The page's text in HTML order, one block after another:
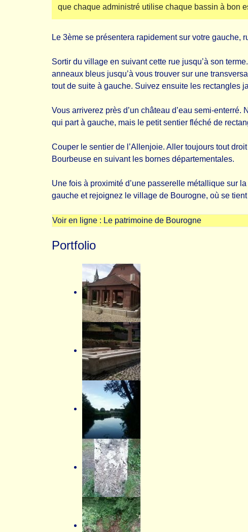
que chaque administré utilise chaque bassin à bon
Le 3ème se présentera rapidement sur votre gauche,
Sortir du village en suivant cette rue jusqu’à son
anneaux bleus jusqu’à vous trouver sur une
tout de suite à gauche. Suivez ensuite les rectangles
Vous arriverez près d’un château d’eau semi-enterré.
qui part à gauche, mais le petit sentier fléché de
Couper le sentier de l’Allenjoie. Aller toujours tout
Bourbeuse en suivant les bornes départementales.
Une fois à proximité d’une passerelle métallique sur
gauche et rejoignez le village de Bourogne, où se
Voir en ligne : Le patrimoine de Bourogne
Portfolio